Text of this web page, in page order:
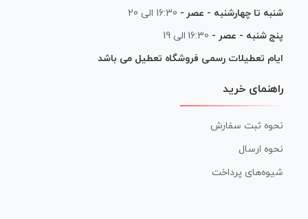
شنبه تا چهارشنبه - عصر - 16:30 الی 20
پنج شنبه - عصر - 16:30 الی 19
ایام تعطیلات رسمی فروشگاه تعطیل می باشد
راهنمای خرید
نحوه ثبت سفارش
نحوه ارسال
شیوه‌های پرداخت